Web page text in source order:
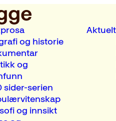
og historie
og
sider-serien
og innsikt
Aktuelt